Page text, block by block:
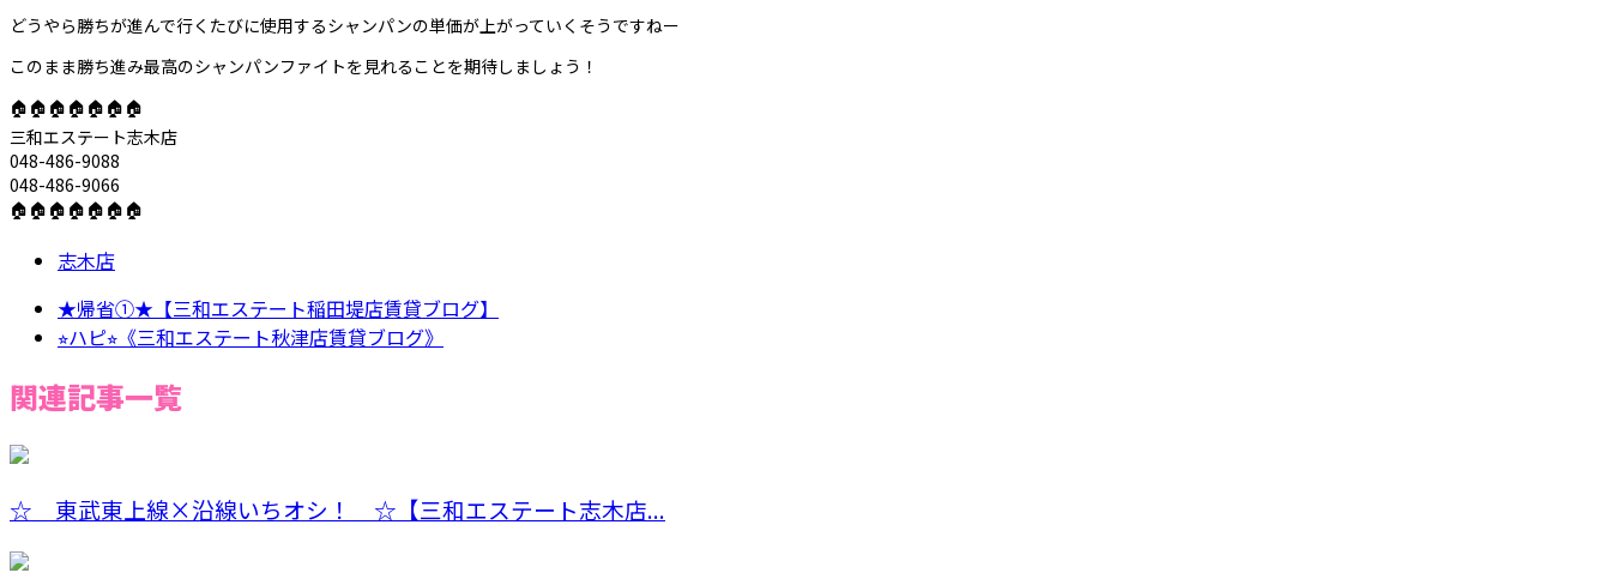
どうやら勝ちが進んで行くたびに使用するシャンパンの単価が上がっていくそうですねー
このまま勝ち進み最高のシャンパンファイトを見れることを期待しましょう！
🏠🏠🏠🏠🏠🏠🏠
三和エステート志木店
048-486-9088
048-486-9066
🏠🏠🏠🏠🏠🏠🏠
志木店
★帰省①★【三和エステート稲田堤店賃貸ブログ】
⭐︎ハピ⭐︎《三和エステート秋津店賃貸ブログ》
関連記事一覧
☆ 東武東上線×沿線いちオシ！ ☆【三和エステート志木店...